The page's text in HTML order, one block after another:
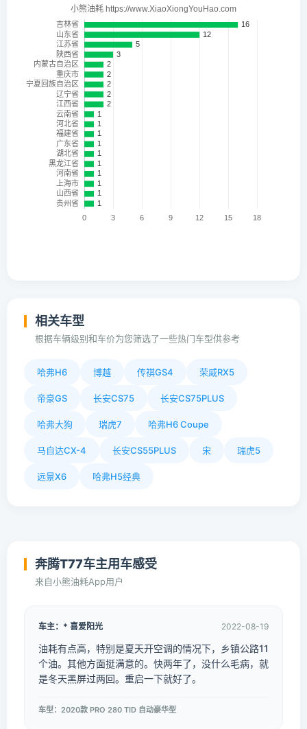
相关车型
根据车辆级别和车价为您筛选了一些热门车型供参考
哈弗H6 博越 传祺GS4 荣威RX5
帝豪GS 长安CS75 长安CS75PLUS
哈弗大狗 瑞虎7 哈弗H6 Coupe
马自达CX-4 长安CS55PLUS 宋 瑞虎5
远景X6 哈弗H5经典
奔腾T77车主用车感受
来自小熊油耗App用户
车主：* 喜爱阳光 2022-08-19
油耗有点高，特别是夏天开空调的情况下，乡镇公路11
个油。其他方面挺满意的。快两年了，没什么毛病，就
是冬天黑屏过两回。重启一下就好了。
车型：2020款 PRO 280 TID 自动豪华型